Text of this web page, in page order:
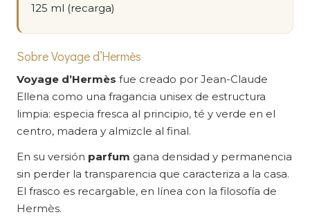
125 ml (recarga)
Sobre Voyage d’Hermès
Voyage d’Hermès fue creado por Jean-Claude
Ellena como una fragancia unisex de estructura
limpia: especia fresca al principio, té y verde en el
centro, madera y almizcle al final.
En su versión parfum gana densidad y permanencia
sin perder la transparencia que caracteriza a la casa.
El frasco es recargable, en línea con la filosofía de
Hermès.